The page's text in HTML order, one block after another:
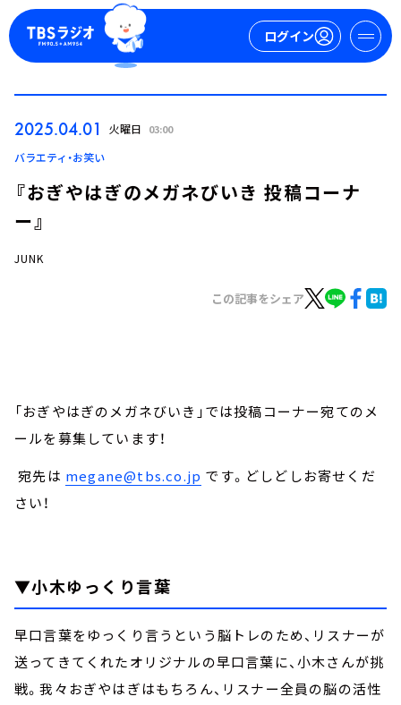
ログイン
ログイン
お知らせ
イベント・グッズ
会社情報
2025.04.01 火曜日 03:00
バラエティ・お笑い
『おぎやはぎのメガネびいき 投稿コーナ
ー』
JUNK
この記事をシェア
「おぎやはぎのメガネびいき」では投稿コーナー宛てのメ
ールを募集しています！
宛先は megane@tbs.co.jp です。どしどしお寄せくだ
さい！
▼小木ゆっくり言葉
早口言葉をゆっくり言うという脳トレのため、リスナーが
送ってきてくれたオリジナルの早口言葉に、小木さんが挑
戦。我々おぎやはぎはもちろん、リスナー全員の脳の活性